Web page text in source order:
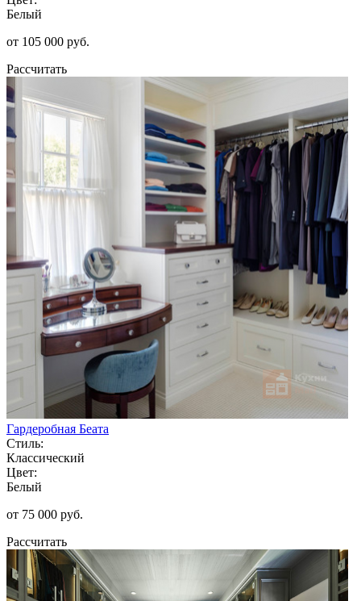
Белый
от 105 000 руб.
Рассчитать
Гардеробная Беата
Стиль:
Классический
Цвет:
Белый
от 75 000 руб.
Рассчитать